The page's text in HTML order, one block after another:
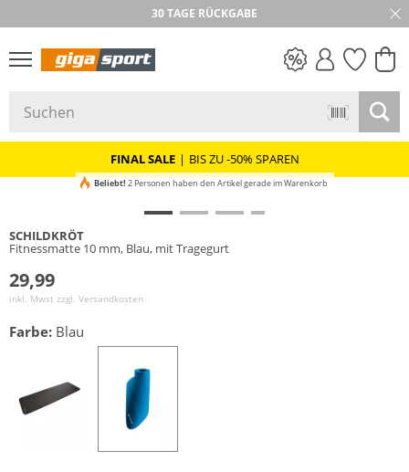
30 TAGE RÜCKGABE
FINAL SALE | BIS ZU -50% SPAREN
Beliebt! 2 Personen haben den Artikel gerade im Warenkorb
SCHILDKRÖT
Fitnessmatte 10 mm, Blau, mit Tragegurt
29,99
inkl. Mwst zzgl. Versandkosten
Farbe: Blau